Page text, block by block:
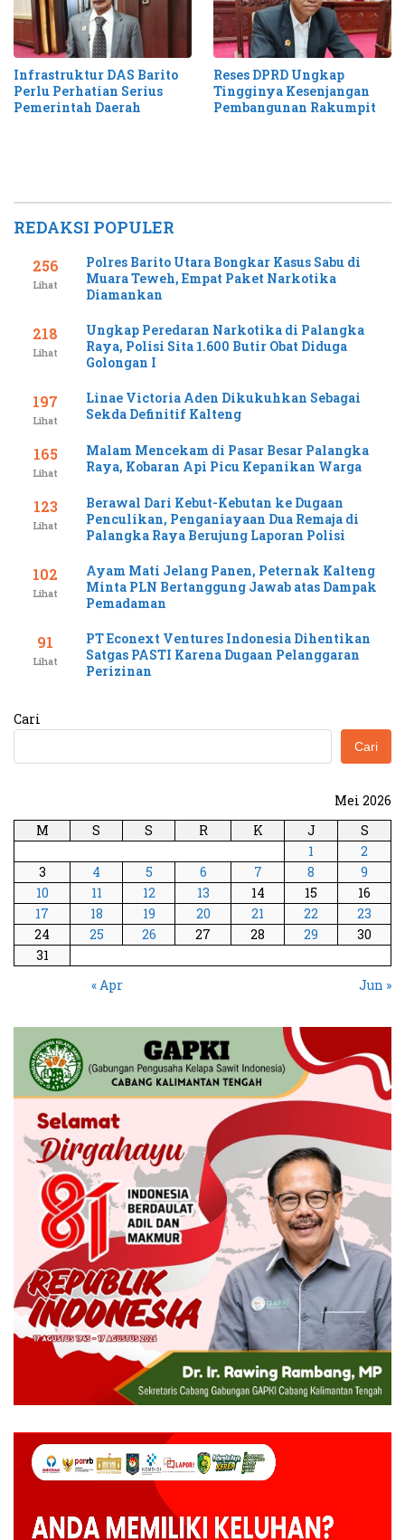
Infrastruktur DAS Barito
Perlu Perhatian Serius
Pemerintah Daerah
Reses DPRD Ungkap
Tingginya Kesenjangan
Pembangunan Rakumpit
REDAKSI POPULER
256
Lihat
Polres Barito Utara Bongkar Kasus Sabu di
Muara Teweh, Empat Paket Narkotika
Diamankan
218
Lihat
Ungkap Peredaran Narkotika di Palangka
Raya, Polisi Sita 1.600 Butir Obat Diduga
Golongan I
197
Lihat
Linae Victoria Aden Dikukuhkan Sebagai
Sekda Definitif Kalteng
165
Lihat
Malam Mencekam di Pasar Besar Palangka
Raya, Kobaran Api Picu Kepanikan Warga
123
Lihat
Berawal Dari Kebut-Kebutan ke Dugaan
Penculikan, Penganiayaan Dua Remaja di
Palangka Raya Berujung Laporan Polisi
102
Lihat
Ayam Mati Jelang Panen, Peternak Kalteng
Minta PLN Bertanggung Jawab atas Dampak
Pemadaman
91
Lihat
PT Econext Ventures Indonesia Dihentikan
Satgas PASTI Karena Dugaan Pelanggaran
Perizinan
Cari
Cari
Mei 2026
M
S S R K J
S
1
2
3
4 5 6 7 8
9
10
11 12 13 14 15
16
17
18 19 20 21 22
23
24
25 26 27 28 29
30
31
« Apr
Jun »